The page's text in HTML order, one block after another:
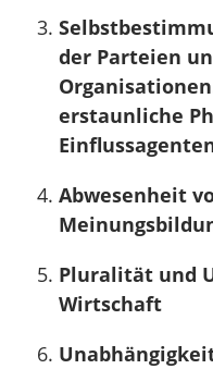
der Parteien
erstaunliche
Abwesenheit
Pluralität und
Wirtschaft